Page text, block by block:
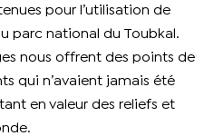
pour l’utilisation de
parc national du Toubkal.
nous offrent des points de
qui n’avaient jamais été
en valeur des reliefs et